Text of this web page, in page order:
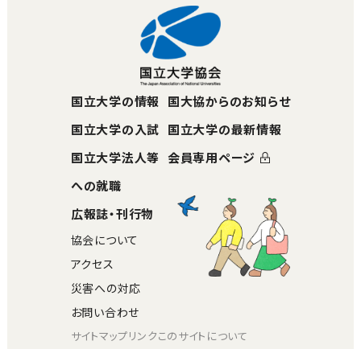
国立大学の情報
国立大学の入試
国立大学法人等
への就職
広報誌・刊行物
国大協からのお知らせ
国立大学の最新情報
会員専用ページ
協会について
アクセス
災害への対応
お問い合わせ
サイトマップリンクこのサイトについて